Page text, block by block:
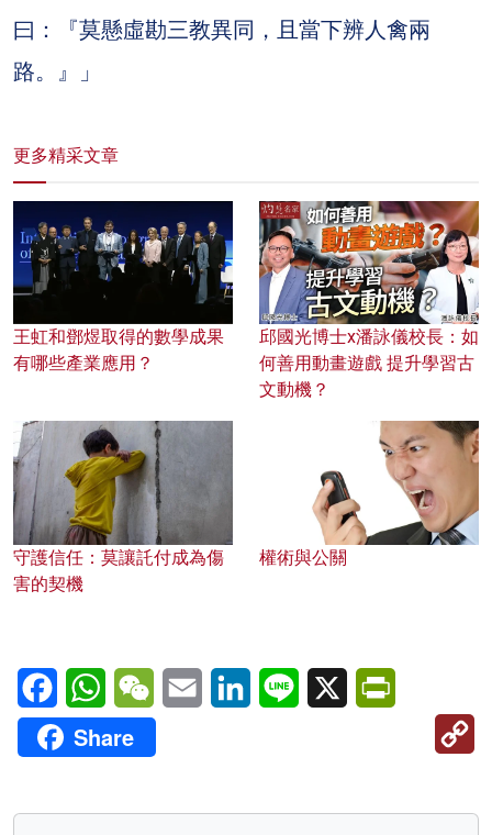
曰：『莫懸虛勘三教異同，且當下辨人禽兩
路。』」
更多精采文章
王虹和鄧煜取得的數學成果
有哪些產業應用？
邱國光博士x潘詠儀校長：如
何善用動畫遊戲 提升學習古
文動機？
守護信任：莫讓託付成為傷
害的契機
權術與公關
FacebookWhatsAppWeChatEmail LinkedInLine X
Share